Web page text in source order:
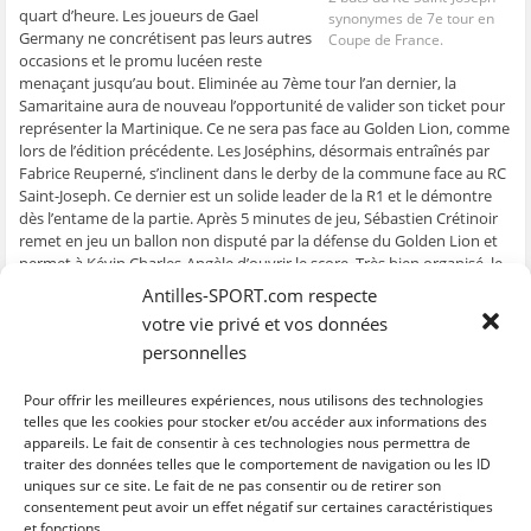
Antilles-SPORT.com respecte
votre vie privé et vos données
personnelles
Pour offrir les meilleures expériences, nous utilisons des technologies
telles que les cookies pour stocker et/ou accéder aux informations des
appareils. Le fait de consentir à ces technologies nous permettra de
traiter des données telles que le comportement de navigation ou les ID
uniques sur ce site. Le fait de ne pas consentir ou de retirer son
consentement peut avoir un effet négatif sur certaines caractéristiques
e
n
ê
t
r
e
n
ê
t
r
e
)
ê
e
t
r
e
l
e
f
ê
r
e
)
synonymes de 7e tour en
Coupe de France.
quart d’heure. Les joueurs de Gael
Germany ne concrétisent pas leurs autres
occasions et le promu lucéen reste
menaçant jusqu’au bout. Eliminée au 7ème tour l’an dernier, la
Samaritaine aura de nouveau l’opportunité de valider son ticket pour
représenter la Martinique. Ce ne sera pas face au Golden Lion, comme
lors de l’édition précédente. Les Joséphins, désormais entraînés par
Fabrice Reuperné, s’inclinent dans le derby de la commune face au RC
Saint-Joseph. Ce dernier est un solide leader de la R1 et le démontre
dès l’entame de la partie. Après 5 minutes de jeu, Sébastien Crétinoir
remet en jeu un ballon non disputé par la défense du Golden Lion et
permet à Kévin Charles-Angèle d’ouvrir le score. Très bien organisé, le
RC Saint-Joseph contient les timides attaques de leur voisin. Sur un
contre, Kévin Charles-Angèle inscrit un doublé après que le ballon ait
été renvoyé sur lui par le portier Gilles Meslien (2-0). Juste avant la
pause, Alvin Lamasine rate le pénalty de l’espoir pour le Golden Lion.
encaisse un but. Jérémy Ludon et ses hommes se qualifient pour le
tour suivant et auront l’occasion de valider déjà une 1ère étape dans
leur excellent début de saison.
C
l
C
l
C
l
i
C
l
C
l